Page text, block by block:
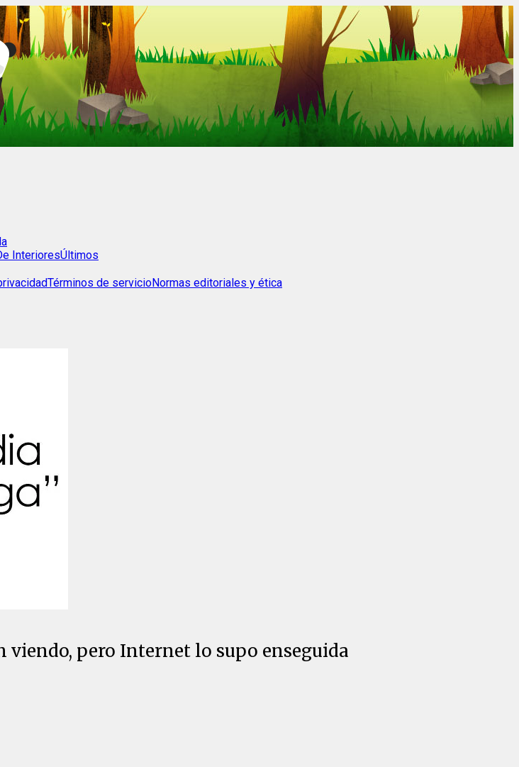
InterioresÚltimos
Términos de servicioNormas editoriales y ética
viendo, pero Internet lo supo enseguida